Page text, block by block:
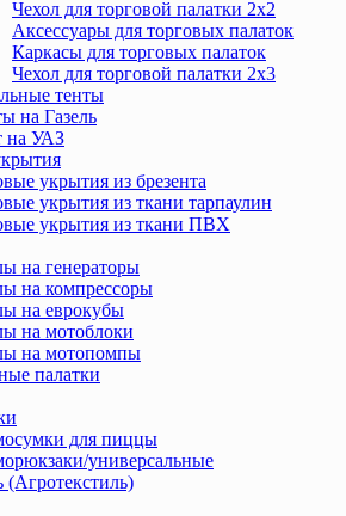
Чехол для торговой палатки 2х2
Аксессуары для торговых палаток
Каркасы для торговых палаток
Чехол для торговой палатки 2х3
тенты
на Газель
на УАЗ
укрытия из брезента
укрытия из ткани тарпаулин
укрытия из ткани ПВХ
на генераторы
на компрессоры
на еврокубы
на мотоблоки
на мотопомпы
палатки
для пиццы
универсальные
(Агротекстиль)